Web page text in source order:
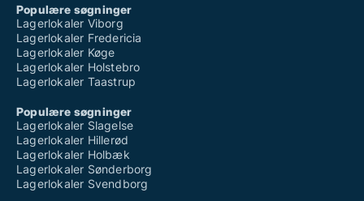
Populære søgninger
Lagerlokaler Viborg
Lagerlokaler Fredericia
Lagerlokaler Køge
Lagerlokaler Holstebro
Lagerlokaler Taastrup
Populære søgninger
Lagerlokaler Slagelse
Lagerlokaler Hillerød
Lagerlokaler Holbæk
Lagerlokaler Sønderborg
Lagerlokaler Svendborg